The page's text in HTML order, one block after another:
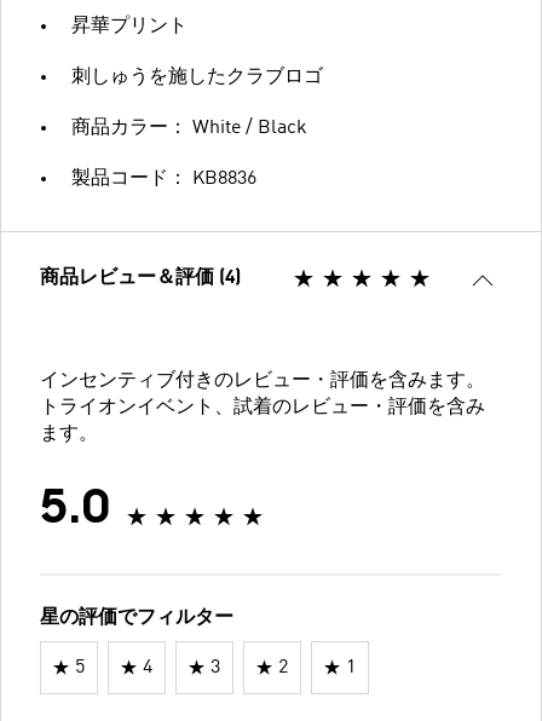
昇華プリント
刺しゅうを施したクラブロゴ
商品カラー： White / Black
製品コード： KB8836
商品レビュー＆評価 (4)
インセンティブ付きのレビュー・評価を含みます。
トライオンイベント、試着のレビュー・評価を含み
ます。
5.0
星の評価でフィルター
5 4 3 2 1